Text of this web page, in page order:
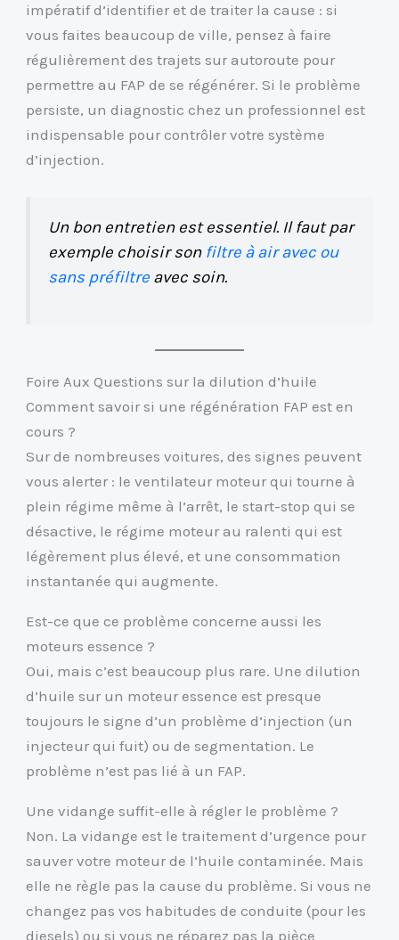
impératif d’identifier et de traiter la cause : si
vous faites beaucoup de ville, pensez à faire
régulièrement des trajets sur autoroute pour
permettre au FAP de se régénérer. Si le problème
persiste, un diagnostic chez un professionnel est
indispensable pour contrôler votre système
d’injection.
Un bon entretien est essentiel. Il faut par
exemple choisir son filtre à air avec ou
sans préfiltre avec soin.
Foire Aux Questions sur la dilution d’huile
Comment savoir si une régénération FAP est en
cours ?
Sur de nombreuses voitures, des signes peuvent
vous alerter : le ventilateur moteur qui tourne à
plein régime même à l’arrêt, le start-stop qui se
désactive, le régime moteur au ralenti qui est
légèrement plus élevé, et une consommation
instantanée qui augmente.
Est-ce que ce problème concerne aussi les
moteurs essence ?
Oui, mais c’est beaucoup plus rare. Une dilution
d’huile sur un moteur essence est presque
toujours le signe d’un problème d’injection (un
injecteur qui fuit) ou de segmentation. Le
problème n’est pas lié à un FAP.
Une vidange suffit-elle à régler le problème ?
Non. La vidange est le traitement d’urgence pour
sauver votre moteur de l’huile contaminée. Mais
elle ne règle pas la cause du problème. Si vous ne
changez pas vos habitudes de conduite (pour les
diesels) ou si vous ne réparez pas la pièce